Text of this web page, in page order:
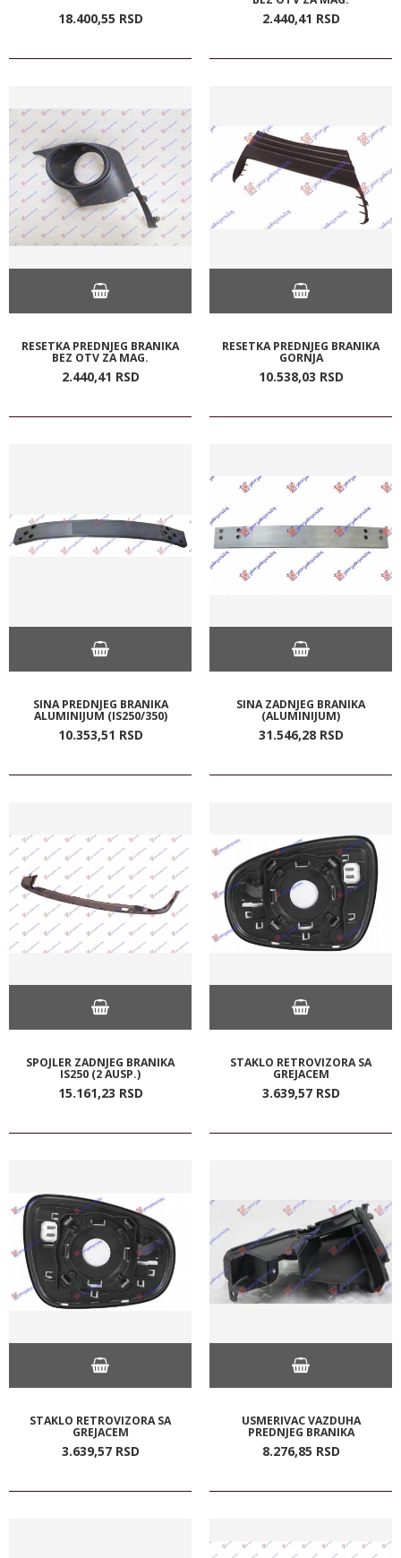
18.400,55 RSD 2.440,41 RSD
RESETKA PREDNJEG BRANIKA
BEZ OTV ZA MAG.
2.440,41 RSD
RESETKA PREDNJEG BRANIKA
GORNJA
10.538,03 RSD
SINA PREDNJEG BRANIKA
ALUMINIJUM (IS250/350)
10.353,51 RSD
SINA ZADNJEG BRANIKA
(ALUMINIJUM)
31.546,28 RSD
SPOJLER ZADNJEG BRANIKA
IS250 (2 AUSP.)
15.161,23 RSD
STAKLO RETROVIZORA SA
GREJACEM
3.639,57 RSD
STAKLO RETROVIZORA SA
GREJACEM
3.639,57 RSD
USMERIVAC VAZDUHA
PREDNJEG BRANIKA
8.276,85 RSD